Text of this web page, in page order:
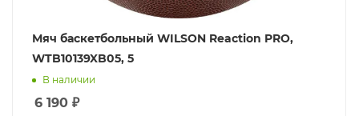
Мяч баскетбольный WILSON Reaction PRO,
WTB10139XB05, 5
В наличии
6 190 ₽